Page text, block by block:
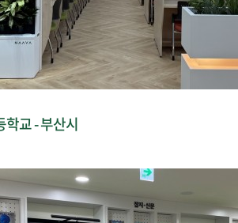
교 - 부산시